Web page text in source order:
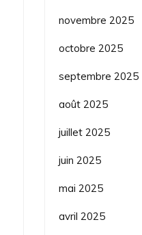
novembre 2025
octobre 2025
septembre 2025
août 2025
juillet 2025
juin 2025
mai 2025
avril 2025